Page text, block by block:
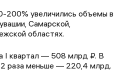
200% увеличились объемы в
Самарской,
областях.
I квартал — 508 млрд ₽. В
раза меньше — 220,4 млрд.